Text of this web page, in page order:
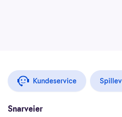
Kundeservice
Snarveier